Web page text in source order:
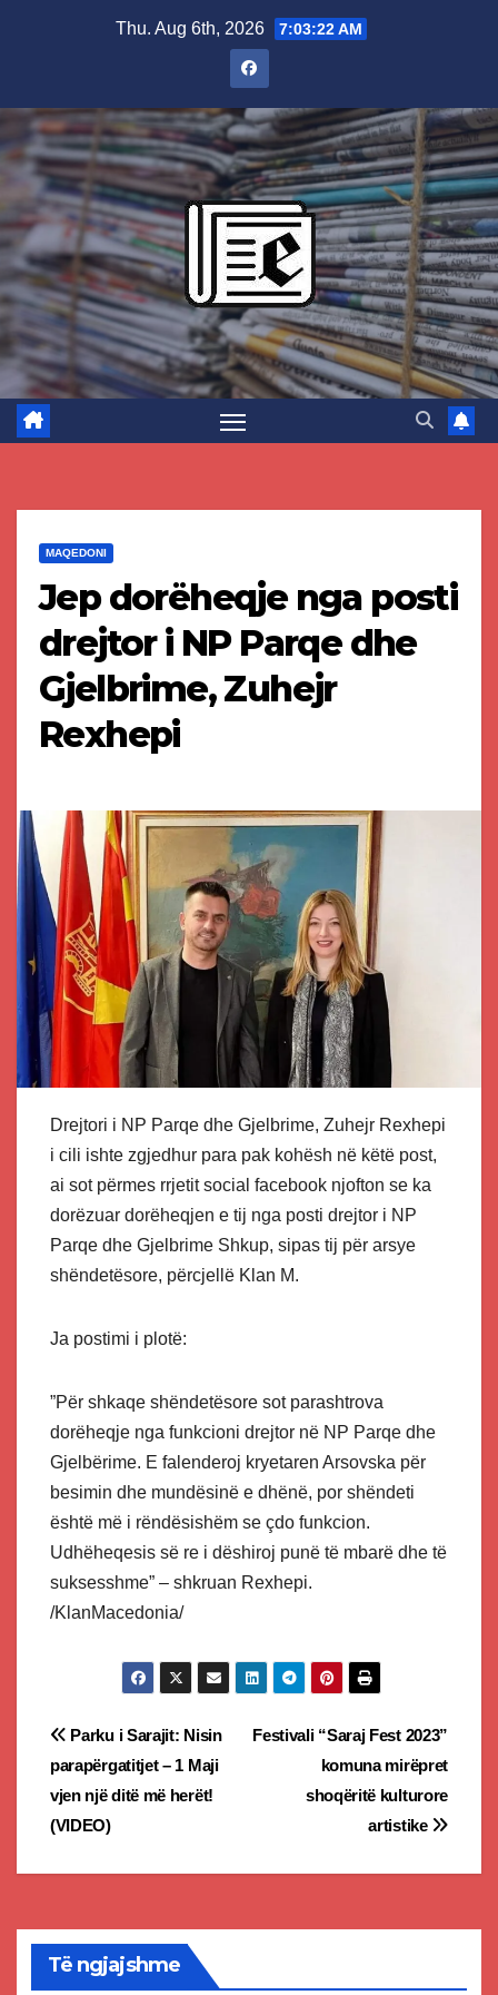
Thu. Aug 6th, 2026 7:03:23 AM
MAQEDONI
Jep dorëheqje nga posti
drejtor i NP Parqe dhe
Gjelbrime, Zuhejr
Rexhepi
Drejtori i NP Parqe dhe Gjelbrime, Zuhejr Rexhepi
i cili ishte zgjedhur para pak kohësh në këtë post,
ai sot përmes rrjetit social facebook njofton se ka
dorëzuar dorëheqjen e tij nga posti drejtor i NP
Parqe dhe Gjelbrime Shkup, sipas tij për arsye
shëndetësore, përcjellë Klan M.
Ja postimi i plotë:
”Për shkaqe shëndetësore sot parashtrova
dorëheqje nga funkcioni drejtor në NP Parqe dhe
Gjelbërime. E falenderoj kryetaren Arsovska për
besimin dhe mundësinë e dhënë, por shëndeti
është më i rëndësishëm se çdo funkcion.
Udhëheqesis së re i dëshiroj punë të mbarë dhe të
suksesshme” – shkruan Rexhepi.
/KlanMacedonia/
Post
navigation
Festivali “Saraj Fest 2023”
komuna mirëpret
shoqëritë kulturore
artistike
Parku i Sarajit: Nisin
parapërgatitjet – 1 Maji
vjen një ditë më herët!
(VIDEO)
Të ngjajshme